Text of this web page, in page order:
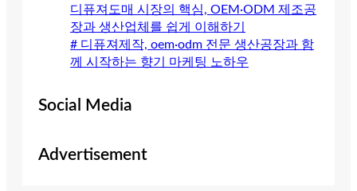
디퓨져도매 시장의 핵심, OEM·ODM 제조공
장과 생산업체를 쉽게 이해하기
# 디퓨져제작, oem·odm 전문 생산공장과 함
께 시작하는 향기 마케팅 노하우
Social Media
Advertisement